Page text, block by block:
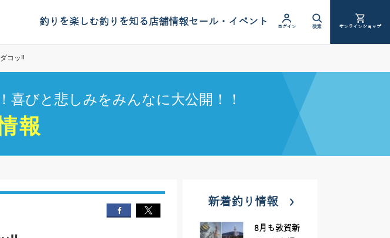
釣りを楽しむ釣りを知る店舗情報セール・イベント ログイン 検索 オンラインショップ
コッ‼︎
びと悲しみをみんなに大公開！！
報
新着釣り情報
8月も敦賀新